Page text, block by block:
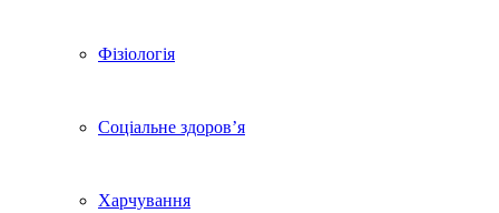
Фізіологія
Соціальне здоров’я
Харчування